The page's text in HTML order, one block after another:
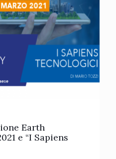
Earth
e “I Sapiens